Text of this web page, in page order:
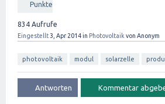
Punkte
834 Aufrufe
Eingestellt 3, Apr 2014in Photovoltaik von Anonym
photovoltaik modul solarzelle